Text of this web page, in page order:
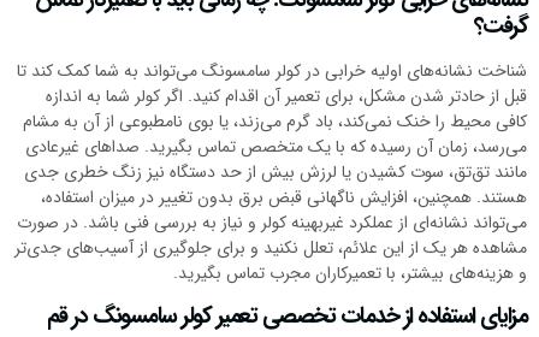
گرفت؟
شناخت نشانه‌های اولیه خرابی در کولر سامسونگ می‌تواند به شما کمک کند تا
قبل از حادتر شدن مشکل، برای تعمیر آن اقدام کنید. اگر کولر شما به اندازه
کافی محیط را خنک نمی‌کند، باد گرم می‌زند، یا بوی نامطبوعی از آن به مشام
می‌رسد، زمان آن رسیده که با یک متخصص تماس بگیرید. صداهای غیرعادی
مانند تق‌تق، سوت کشیدن یا لرزش بیش از حد دستگاه نیز زنگ خطری جدی
هستند. همچنین، افزایش ناگهانی قبض برق بدون تغییر در میزان استفاده،
می‌تواند نشانه‌ای از عملکرد غیربهینه کولر و نیاز به بررسی فنی باشد. در صورت
مشاهده هر یک از این علائم، تعلل نکنید و برای جلوگیری از آسیب‌های جدی‌تر
و هزینه‌های بیشتر، با تعمیرکاران مجرب تماس بگیرید.
مزایای استفاده از خدمات تخصصی تعمیر کولر سامسونگ در قم